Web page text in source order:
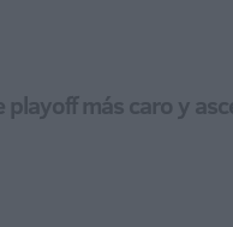
más caro y